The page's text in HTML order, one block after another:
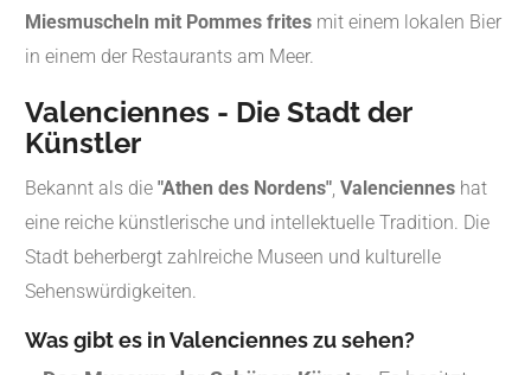
Miesmuscheln mit Pommes frites mit einem lokalen Bier
in einem der Restaurants am Meer.
Valenciennes - Die Stadt der
Künstler
Bekannt als die "Athen des Nordens" Valenciennes hat
eine reiche künstlerische und intellektuelle Tradition. Die
Stadt beherbergt zahlreiche Museen und kulturelle
Sehenswürdigkeiten.
Was gibt es in Valenciennes zu sehen?